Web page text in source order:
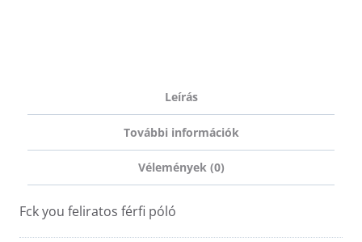
Leírás
További információk
Vélemények (0)
Fck you feliratos férfi póló